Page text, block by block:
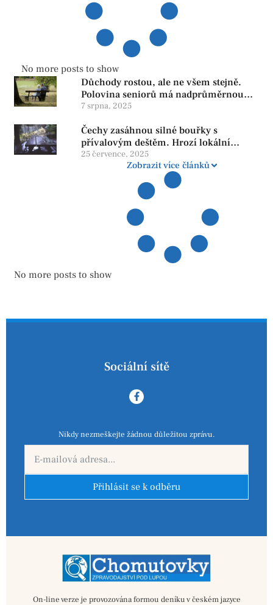
No more posts to show
Důchody rostou, ale ne všem stejně.
Polovina seniorů má nadprůměrnou
penzi, tisíce však žijí pod hranicí
reformy
7 srpna, 2025
Čechy zasáhnou silné bouřky s
přívalovým deštěm. Hrozí lokální
zatopení
25 července, 2025
Zobrazit více článků
No more posts to show
Sociální sítě
Nikdy nezmeškejte žádnou důležitou zprávu.
Přihlásit se k odběru
On-line verze je provozována formou deníku v českém jazyce